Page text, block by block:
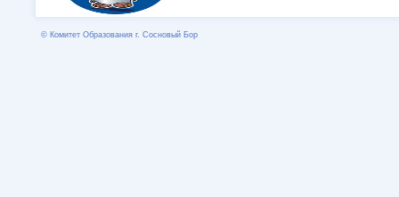
© Комитет Образования г. Сосновый Бор